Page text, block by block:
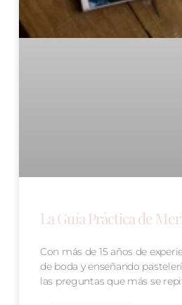
La Guía Práctica de
Con más de 15 años de
de boda y enseñando
las preguntas que más se